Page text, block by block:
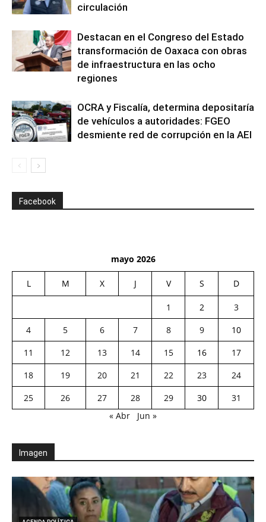
circulación
Destacan en el Congreso del Estado
transformación de Oaxaca con obras
de infraestructura en las ocho
regiones
OCRA y Fiscalía, determina depositaría
de vehículos a autoridades: FGEO
desmiente red de corrupción en la AEI
Facebook
mayo 2026
L M X J V S D
1 2
3
4
5 6 7 8 9
10
11
12 13 14 15 16
17
18
19 20 21 22 23
24
25
26 27 28 29 30
31
« Abr
Jun »
Imagen